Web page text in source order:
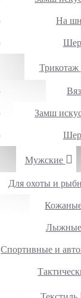
На
Трикотаж
Замш
Мужские
Для охоты и
Лыжные
Спортивные и